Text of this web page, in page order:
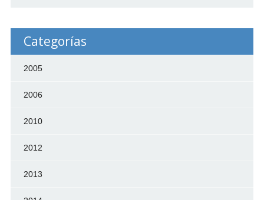
Categorías
2005
2006
2010
2012
2013